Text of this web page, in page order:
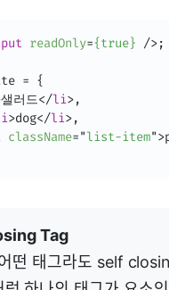
readOnly={true} />;
= {
샐러드</li>,
>dog</li>,
className="list-item">
Tag
떤 태그라도 self